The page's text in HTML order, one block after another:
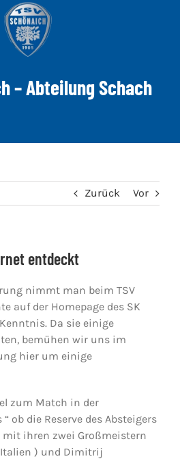
– Abteilung Schach
Zurück Vor
entdeckt
nimmt man beim TSV
auf der Homepage des SK
Da sie einige
bemühen wir uns im
hier um einige
zum Match in der
ob die Reserve des Absteigers
mit ihren zwei Großmeistern
) und Dimitrij